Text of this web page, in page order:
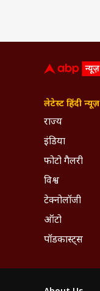
लेटेस्ट हिंदी न्यूज़
राज्य
इंडिया
फोटो गैलरी
विश्व
टेक्नोलॉजी
ऑटो
पॉडकास्ट्स